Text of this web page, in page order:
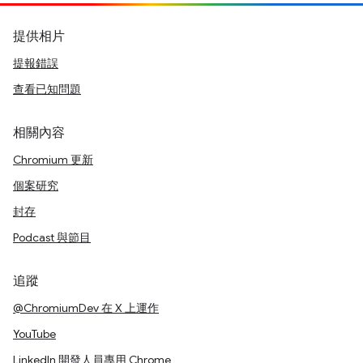
提供相片
提報錯誤
查看已知問題
相關內容
Chromium 更新
個案研究
封存
Podcast 與節目
追蹤
@ChromiumDev 在 X 上運作
YouTube
LinkedIn 開發人員專用 Chrome